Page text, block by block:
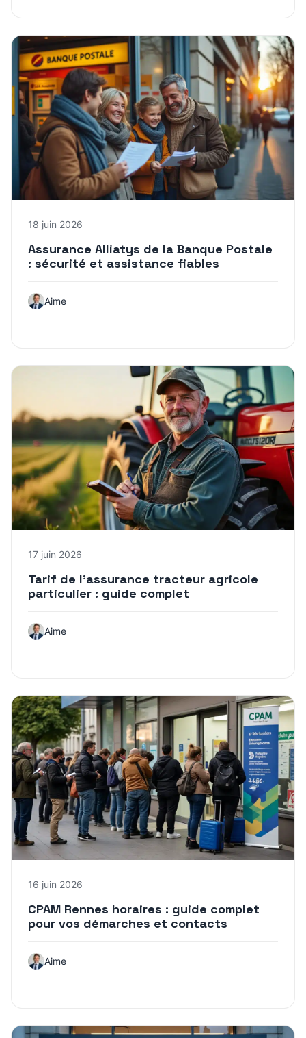
18 juin 2026
Assurance Alliatys de la Banque Postale
: sécurité et assistance fiables
Aime
17 juin 2026
Tarif de l’assurance tracteur agricole
particulier : guide complet
Aime
16 juin 2026
CPAM Rennes horaires : guide complet
pour vos démarches et contacts
Aime